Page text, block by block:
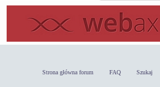
Strona główna forum FAQ Szukaj